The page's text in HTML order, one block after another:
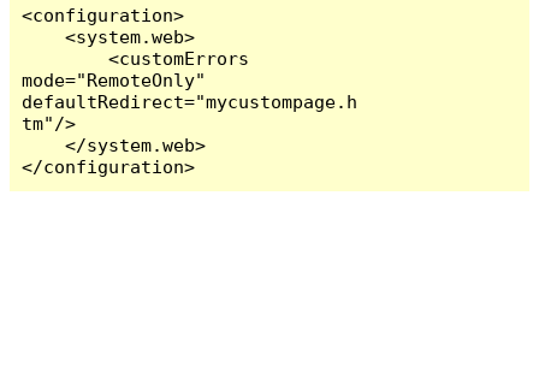
<configuration>
    <system.web>
        <customErrors
mode="RemoteOnly"
defaultRedirect="mycustompage.h
tm"/>
    </system.web>
</configuration>